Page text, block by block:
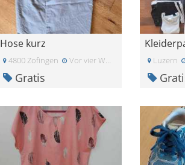
Hose kurz
4800 Zofingen Vor vier Wochen
Gratis
Luzern